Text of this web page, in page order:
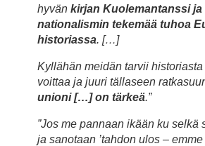
hyvän kirjan Kuolemantanssi ja
nationalismin tekemää tuhoa
historiassa. […]
Kyllähän meidän tarvii
voittaa ja juuri tällaseen
unioni […] on tärkeä.”
”Jos me pannaan ikään ku selkä
ja sanotaan ’tahdon ulos –